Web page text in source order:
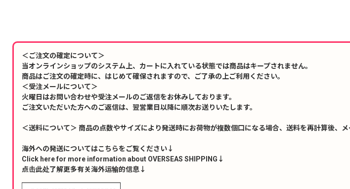
＜ご注文の確定について＞
当オンラインショップのシステム上、カートに入れている状態では商品はキープされません。
商品はご注文の確定時に、はじめて確保されますので、ご了承の上ご利用ください。
＜受注メールについて＞
火曜日はお問い合わせや受注メールのご返信をお休みしております。
ご注文いただいた方へのご返信は、翌営業日以降に順次お送りいたします。
＜送料について＞ 商品の点数やサイズにより発送時にお荷物が複数個口になる場合、送料を再計算後、
海外への発送についてはこちらをご覧ください↓
Click here for more information about OVERSEAS SHIPPING↓
点击此处了解更多有关海外运输的信息↓